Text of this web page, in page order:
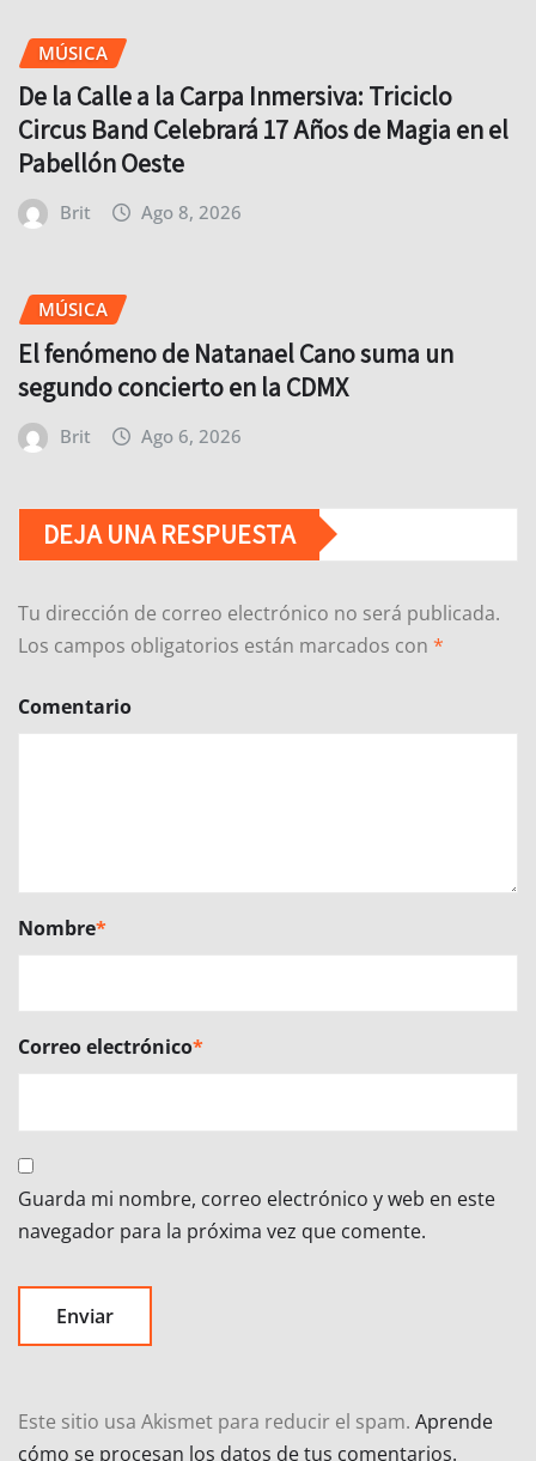
MÚSICA
De la Calle a la Carpa Inmersiva: Triciclo
Circus Band Celebrará 17 Años de Magia en el
Pabellón Oeste
Brit Ago 8, 2026
MÚSICA
El fenómeno de Natanael Cano suma un
segundo concierto en la CDMX
Brit Ago 6, 2026
DEJA UNA RESPUESTA
Tu dirección de correo electrónico no será publicada.
Los campos obligatorios están marcados con *
Comentario
Nombre*
Correo electrónico*
Guarda mi nombre, correo electrónico y web en este
navegador para la próxima vez que comente.
Este sitio usa Akismet para reducir el spam. Aprende
cómo se procesan los datos de tus comentarios.